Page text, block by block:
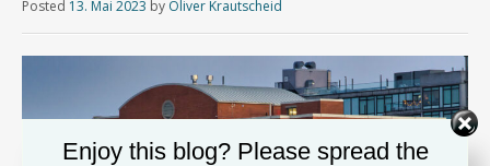
Posted 13. Mai 2023 by Oliver Krautscheid
Enjoy this blog? Please spread the